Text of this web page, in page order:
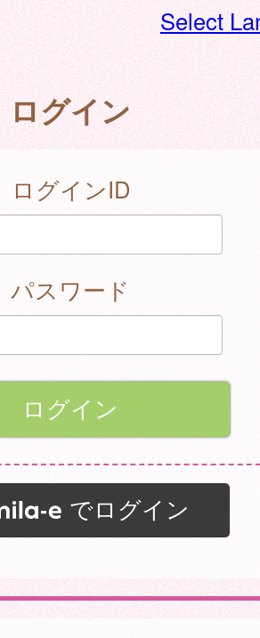
Select
ログイン
ログインID
パスワード
でログイン